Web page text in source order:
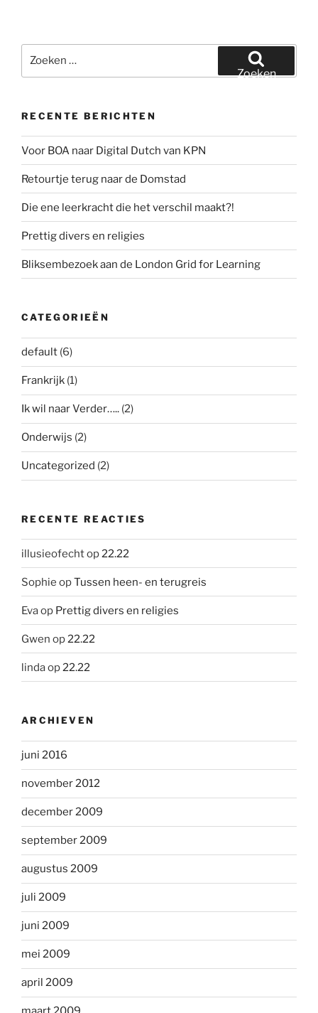
naar:
Zoeken
RECENTE BERICHTEN
Voor BOA naar Digital Dutch van KPN
Retourtje terug naar de Domstad
Die ene leerkracht die het verschil maakt?!
Prettig divers en religies
Bliksembezoek aan de London Grid for Learning
CATEGORIEËN
default (6)
Frankrijk (1)
Ik wil naar Verder….. (2)
Onderwijs (2)
Uncategorized (2)
RECENTE REACTIES
illusieofechtop22.22
Sophie opTussen heen- en terugreis
Evaop Prettig divers en religies
Gwen op22.22
lindaop22.22
ARCHIEVEN
juni 2016
november 2012
december 2009
september 2009
augustus 2009
juli 2009
juni 2009
mei 2009
april 2009